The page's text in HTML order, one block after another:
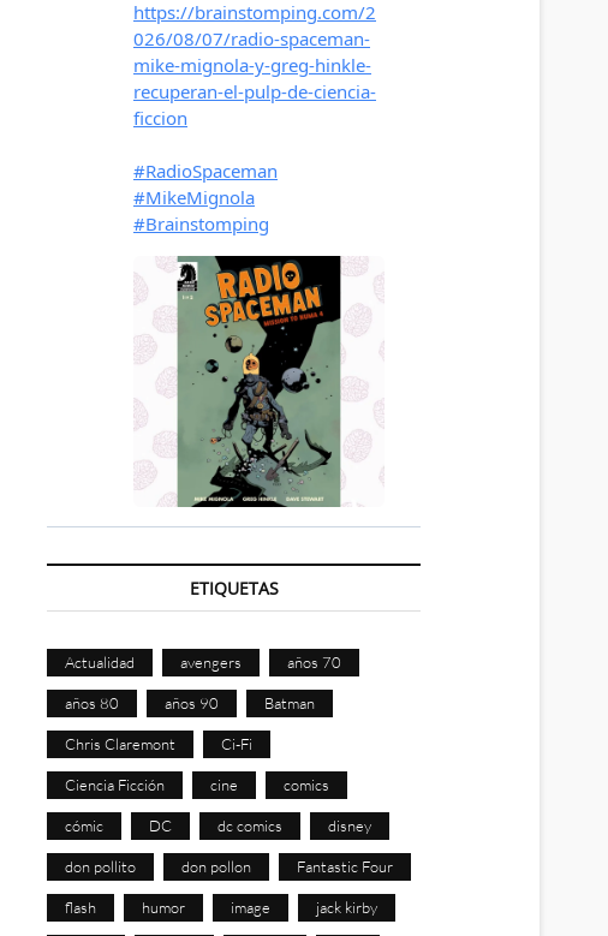
ETIQUETAS
Actualidad avengers años 70
años 80 años 90 Batman
Chris Claremont Ci-Fi
Ciencia Ficción cine comics
cómic DC dc comics disney
don pollito don pollon Fantastic Four
flash humor image jack kirby